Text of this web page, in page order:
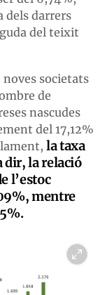
dels darrers
del teixit
noves societats
de
nascudes
del 17,12%
la taxa
dir, la relació
l’estoc
mentre